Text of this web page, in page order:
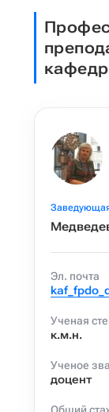
Эл. почта
Ученая
к.м.н.
Ученое
доцент